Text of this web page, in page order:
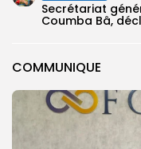
COMMUNIQUE
Secrétariat
Coumba Bâ,